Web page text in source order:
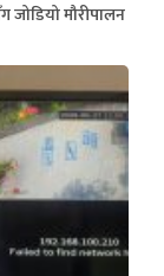
जोडियो मौरीपालन